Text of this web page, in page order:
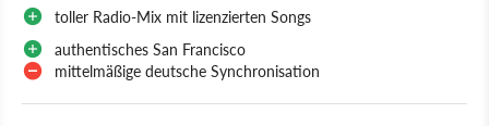
toller Radio-Mix mit lizenzierten Songs
authentisches San Francisco
mittelmäßige deutsche Synchronisation